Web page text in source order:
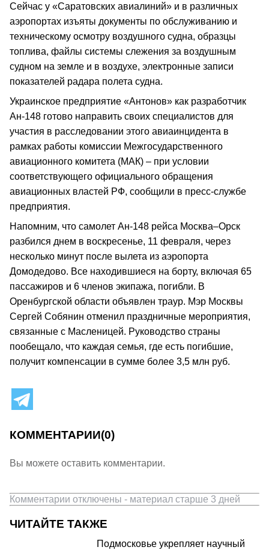
Сейчас у «Саратовских авиалиний» и в различных
аэропортах изъяты документы по обслуживанию и
техническому осмотру воздушного судна, образцы
топлива, файлы системы слежения за воздушным
судном на земле и в воздухе, электронные записи
показателей радара полета судна.
Украинское предприятие «Антонов» как разработчик
Ан-148 готово направить своих специалистов для
участия в расследовании этого авиаинцидента в
рамках работы комиссии Межгосударственного
авиационного комитета (МАК) – при условии
соответствующего официального обращения
авиационных властей РФ, сообщили в пресс-службе
предприятия.
Напомним, что самолет Ан-148 рейса Москва–Орск
разбился днем в воскресенье, 11 февраля, через
несколько минут после вылета из аэропорта
Домодедово. Все находившиеся на борту, включая 65
пассажиров и 6 членов экипажа, погибли. В
Оренбургской области объявлен траур. Мэр Москвы
Сергей Собянин отменил праздничные мероприятия,
связанные с Масленицей. Руководство страны
пообещало, что каждая семья, где есть погибшие,
получит компенсации в сумме более 3,5 млн руб.
КОММЕНТАРИИ(0)
Вы можете оставить комментарии.
Комментарии отключены - материал старше 3 дней
ЧИТАЙТЕ ТАКЖЕ
Подмосковье укрепляет научный